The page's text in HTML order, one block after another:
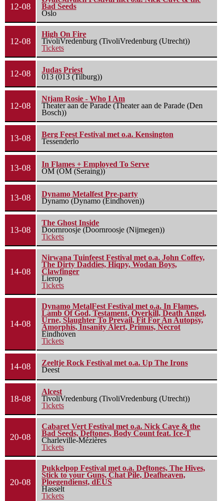
12-08
Bad Seeds
Oslo
12-08
High On Fire
TivoliVredenburg (TivoliVredenburg (Utrecht))
Tickets
12-08
Judas Priest
013 (013 (Tilburg))
12-08
Ntjam Rosie - Who I Am
Theater aan de Parade (Theater aan de Parade (Den
Bosch))
13-08
Berg Feest Festival met o.a. Kensington
Tessenderlo
13-08
In Flames + Employed To Serve
OM (OM (Seraing))
13-08
Dynamo Metalfest Pre-party
Dynamo (Dynamo (Eindhoven))
13-08
The Ghost Inside
Doornroosje (Doornroosje (Nijmegen))
Tickets
14-08
Nirwana Tuinfeest Festival met o.a. John Coffey,
The Dirty Daddies, Hiqpy, Wodan Boys,
Clawfinger
Lierop
Tickets
14-08
Dynamo MetalFest Festival met o.a. In Flames,
Lamb Of God, Testament, Overkill, Death Angel,
Urne, Slaughter To Prevail, Fit For An Autopsy,
Amorphis, Insanity Alert, Primus, Necrot
Eindhoven
Tickets
14-08
Zeeltje Rock Festival met o.a. Up The Irons
Deest
18-08
Alcest
TivoliVredenburg (TivoliVredenburg (Utrecht))
Tickets
20-08
Cabaret Vert Festival met o.a. Nick Cave & the
Bad Seeds, Deftones, Body Count feat. Ice-T
Charleville-Mézières
Tickets
20-08
Pukkelpop Festival met o.a. Deftones, The Hives,
Stick to your Guns, Chat Pile, Deafheaven,
Ploegendienst, dEUS
Hasselt
Tickets